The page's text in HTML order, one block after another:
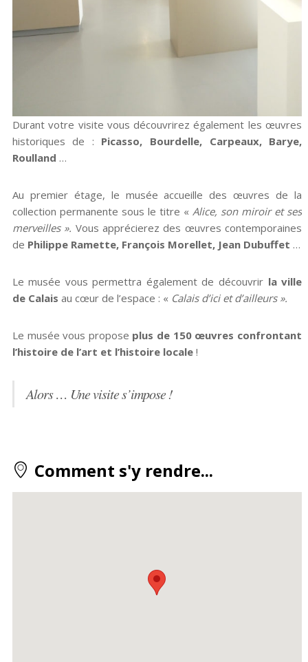
Durant votre visite vous découvrirez également les œuvres
historiques de : Picasso, Bourdelle, Carpeaux, Barye,
Roulland …
Au premier étage, le musée accueille des œuvres de la
collection permanente sous le titre « Alice, son miroir et ses
merveilles ». Vous apprécierez des œuvres contemporaines
de Philippe Ramette, François Morellet, Jean Dubuffet …
Le musée vous permettra également de découvrir la ville
de Calais au cœur de l’espace : « Calais d’ici et d’ailleurs ».
Le musée vous propose plus de 150 œuvres confrontant
l’histoire de l’art et l’histoire locale!
Alors … Une visite s’impose !
Comment s'y rendre...